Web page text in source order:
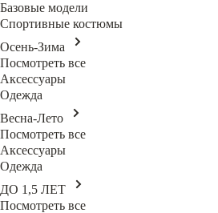
Базовые модели
Спортивные костюмы
Осень-Зима
Посмотреть все
Аксессуары
Одежда
Весна-Лето
Посмотреть все
Аксессуары
Одежда
ДО 1,5 ЛЕТ
Посмотреть все